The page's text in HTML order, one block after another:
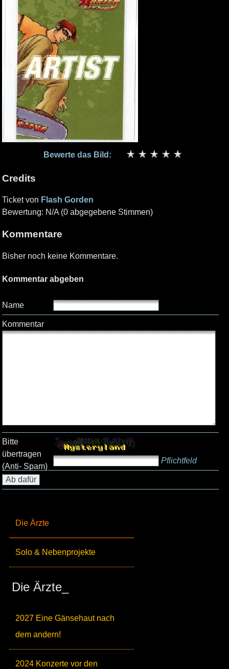
Die Ärzte
Solo & Nebenprojekte
Die Ärzte_
2027 Eine Gänsehaut nach
dem andern!
2024 Konzerte vor den
Bewerte das Bild:
Credits
Ticket von Flash Gorden
Bewertung: N/A (0 abgegebene Stimmen)
Kommentare
Bisher noch keine Kommentare.
Kommentar abgeben
Name
Kommentar
Bitte
übertragen
(Anti- Spam)
Pflichtfeld